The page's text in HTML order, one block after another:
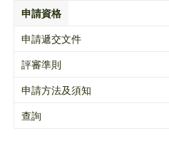
申請資格
申請遞交文件
評審準則
申請方法及須知
查詢